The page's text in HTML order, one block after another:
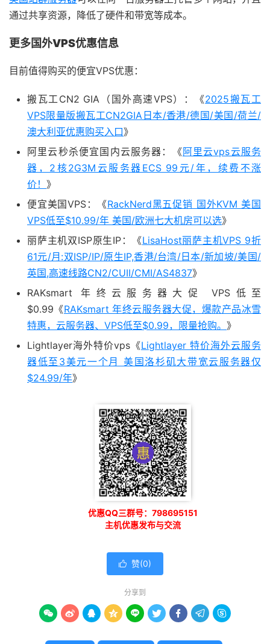
通过共享资源，降低了硬件和带宽等成本。
更多国外VPS优惠信息
目前值得购买的便宜VPS优惠：
搬瓦工CN2 GIA（国外高速VPS）：《2025搬瓦工
VPS限量版搬瓦工CN2GIA日本/香港/德国/美国/荷兰/
澳大利亚优惠购买入口》
阿里云秒杀便宜国内云服务器：《阿里云vps云服务
器，2核2G3M云服务器ECS 99元/年，续费不涨
价！ 》
便宜美国VPS：《RackNerd黑五促销 国外KVM 美国
VPS低至$10.99/年 美国/欧洲七大机房可以选》
丽萨主机双ISP原生IP：《LisaHost丽萨主机VPS 9折
61元/月:双ISP/IP/原生IP,香港/台湾/日本/新加坡/美国/
英国,高速线路CN2/CUII/CMI/AS4837》
RAKsmart 年终云服务器大促 VPS低至
$0.99《RAKsmart 年终云服务器大促，爆款产品冰雪
特惠，云服务器、VPS低至$0.99，限量抢购。 》
Lightlayer海外特价vps《Lightlayer 特价海外云服务
器低至3美元一个月 美国洛杉矶大带宽云服务器仅
$24.99/年》
优惠QQ三群号：798695151
主机优惠发布与交流
 赞(0)
分享到
        